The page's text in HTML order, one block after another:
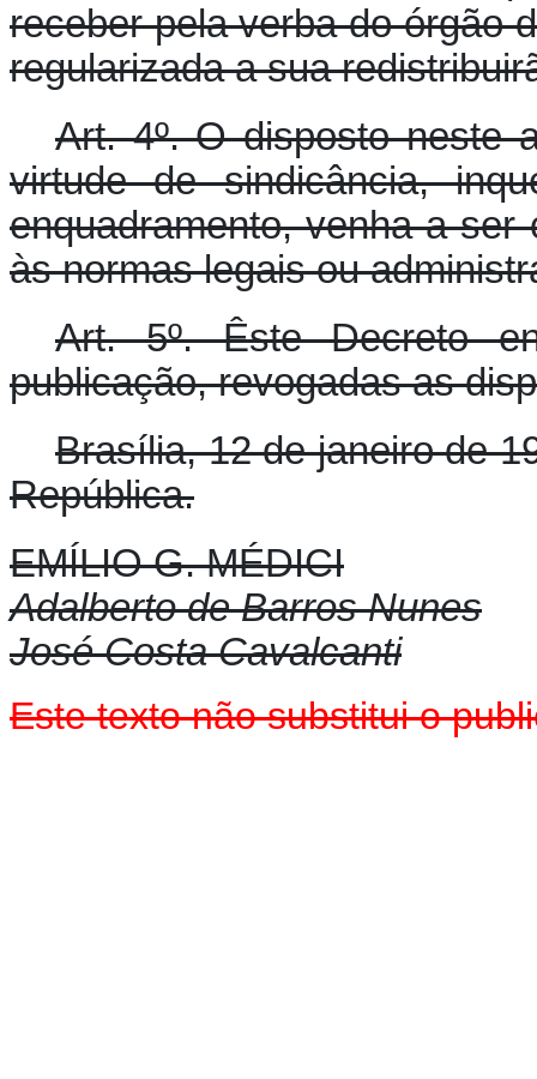
receber pela verba do órgão
regularizada a sua
Art. 4º. O disposto neste
virtude de sindicância,
enquadramento, venha a ser
às normas legais ou
Art. 5º. Êste Decreto
publicação, revogadas as
Brasília, 12 de janeiro de
República.
EMÍLIO G. MÉDICI
Adalberto de Barros Nunes
José Costa Cavalcanti
Este texto não substitui o